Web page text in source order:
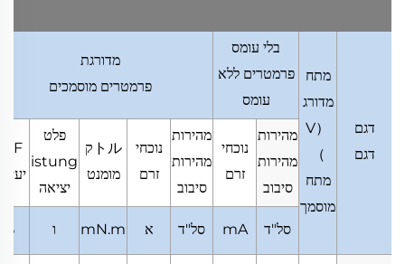
דגם
דגם
מתח
מדורג
（
V
）
מתח
מוסמך
בלי עומס
פרמטרים ללא
עומס
מדורגת
פרמטרים מוסמכים
מהירות
מהירות
סיבוב
נוכחי
זרם
מהירות
מהירות
סיבוב
נוכחי
זרם
トルק
מומנט
פלט
istung
יציאה
סל"ד mA סל"ד א mN.m ו %